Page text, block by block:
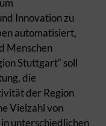
Innovation zu
automatisiert,
Menschen
Stuttgart“ soll
die
der Region
Vielzahl von
unterschiedlichen